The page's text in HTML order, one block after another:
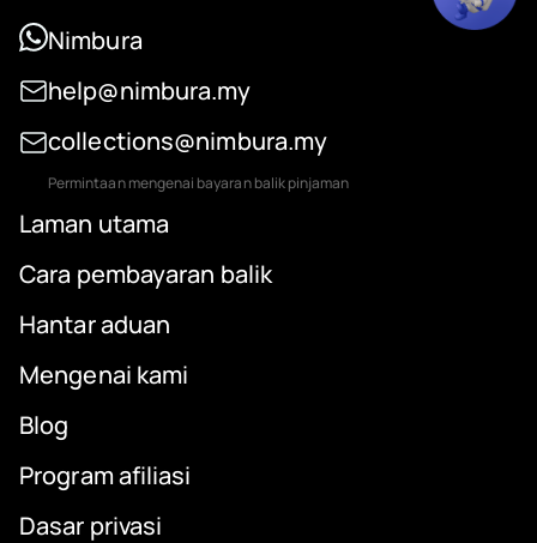
Nimbura
help@nimbura.my
collections@nimbura.my
Permintaan mengenai bayaran balik pinjaman
Laman utama
Cara pembayaran balik
Hantar aduan
Mengenai kami
Blog
Program afiliasi
Dasar privasi